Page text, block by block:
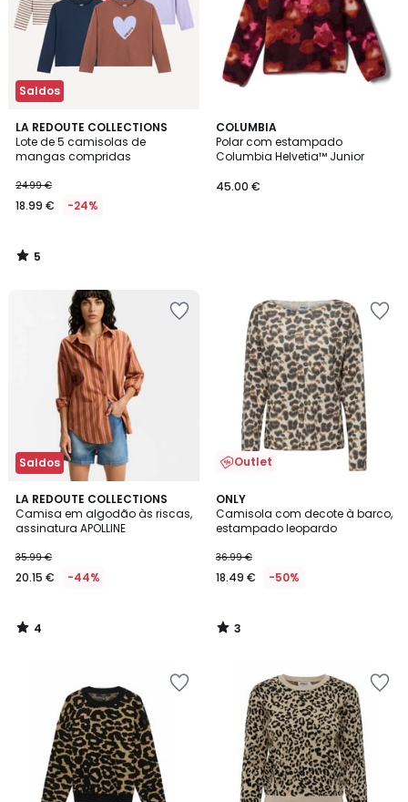
Saldos
LA REDOUTE COLLECTIONS
Lote de 5 camisolas de
mangas compridas
24.99 €
18.99 € -24%
5
/
5
5
/
COLUMBIA
Polar com estampado
Columbia Helvetia™ Junior
45.00 €
Saldos
LA REDOUTE COLLECTIONS
Camisa em algodão às riscas,
assinatura APOLLINE
35.99 €
20.15 € -44%
4
/
5
4
/
Outlet
ONLY
Camisola com decote à barco,
estampado leopardo
36.99 €
18.49 € -50%
3
/
5
3
/